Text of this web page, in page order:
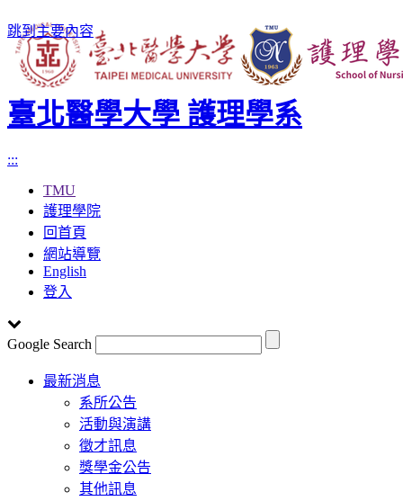
跳到主要內容
臺北醫學大學 護理學系
:::
TMU
護理學院
回首頁
網站導覽
English
登入
Google Search
Toggle
navigation
最新消息
系所公告
活動與演講
徵才訊息
獎學金公告
其他訊息